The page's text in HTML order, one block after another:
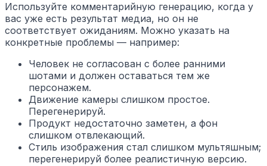
Используйте комментарийную генерацию, когда у
вас уже есть результат медиа, но он не
соответствует ожиданиям. Можно указать на
конкретные проблемы — например:
Человек не согласован с более ранними
шотами и должен оставаться тем же
персонажем.
Движение камеры слишком простое.
Перегенерируй.
Продукт недостаточно заметен, а фон
слишком отвлекающий.
Стиль изображения стал слишком мультяшным;
перегенерируй более реалистичную версию.